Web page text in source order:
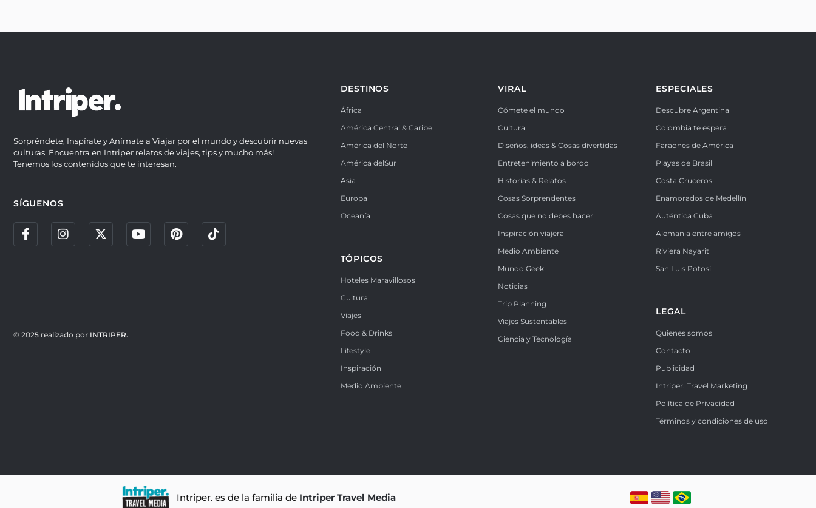
Sorpréndete, Inspírate y Anímate a Viajar por el mundo y descubrir nuevas
culturas. Encuentra en Intriper relatos de viajes, tips y mucho más!
Tenemos los contenidos que te interesan.
SÍGUENOS
© 2025 realizado por INTRIPER.
DESTINOS
África
América Central & Caribe
América del Norte
América delSur
Asia
Europa
Oceanía
TÓPICOS
Hoteles Maravillosos
Cultura
Viajes
Food & Drinks
Lifestyle
Inspiración
Medio Ambiente
VIRAL
Cómete el mundo
Cultura
Diseños, ideas & Cosas divertidas
Entretenimiento a bordo
Historias & Relatos
Cosas Sorprendentes
Cosas que no debes hacer
Inspiración viajera
Medio Ambiente
Mundo Geek
Noticias
Trip Planning
Viajes Sustentables
Ciencia y Tecnología
ESPECIALES
Descubre Argentina
Colombia te espera
Faraones de América
Playas de Brasil
Costa Cruceros
Enamorados de Medellín
Auténtica Cuba
Alemania entre amigos
Riviera Nayarit
San Luis Potosí
LEGAL
Quienes somos
Contacto
Publicidad
Intriper. Travel Marketing
Política de Privacidad
Términos y condiciones de uso
Intriper. es de la familia de Intriper Travel Media